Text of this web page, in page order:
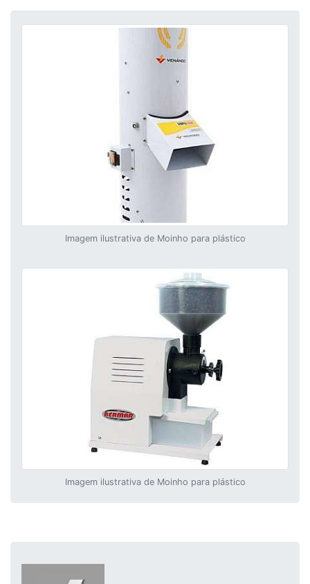
Imagem ilustrativa de Moinho para plástico
Imagem ilustrativa de Moinho para plástico